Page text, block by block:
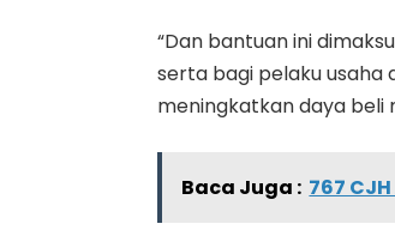
“Dan bantuan ini
serta bagi pelaku
meningkatkan daya beli
Baca Juga : 767